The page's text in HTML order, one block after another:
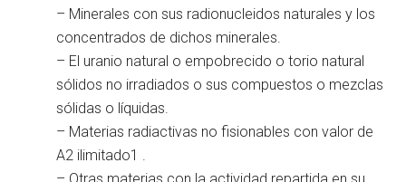
– Minerales con sus radionucleidos naturales y los
concentrados de dichos minerales.
– El uranio natural o empobrecido o torio natural
sólidos no irradiados o sus compuestos o mezclas
sólidas o líquidas.
– Materias radiactivas no fisionables con valor de
A2 ilimitado1 .